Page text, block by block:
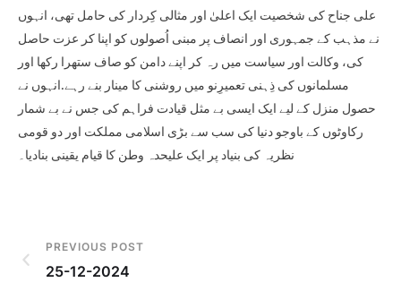
علی جناح کی شخصیت ایک اعلیٰ اور مثالی کِردار کی حامل تھی، انہوں
نے مذہب کے جمہوری اور انصاف پر مبنی اُصولوں کو اپنا کر عزت حاصل
کی، وکالت اور سیاست میں رہ کر اپنے دامن کو صاف ستھرا رکھا اور
مسلمانوں کی ذِہنی تعمیرِنو میں روشنی کا مینار بنے رہے.انہوں نے
حصول منزل کے لیے ایک ایسی بے مثل قیادت فراہم کی جس نے بے شمار
رکاوٹوں کے باوجو دنیا کی سب سے بڑی اسلامی مملکت اور دو قومی
نظریہ کی بنیاد پر ایک علیحدہ وطن کا قیام یقینی بنادیا۔
PREVIOUS POST
25-12-2024